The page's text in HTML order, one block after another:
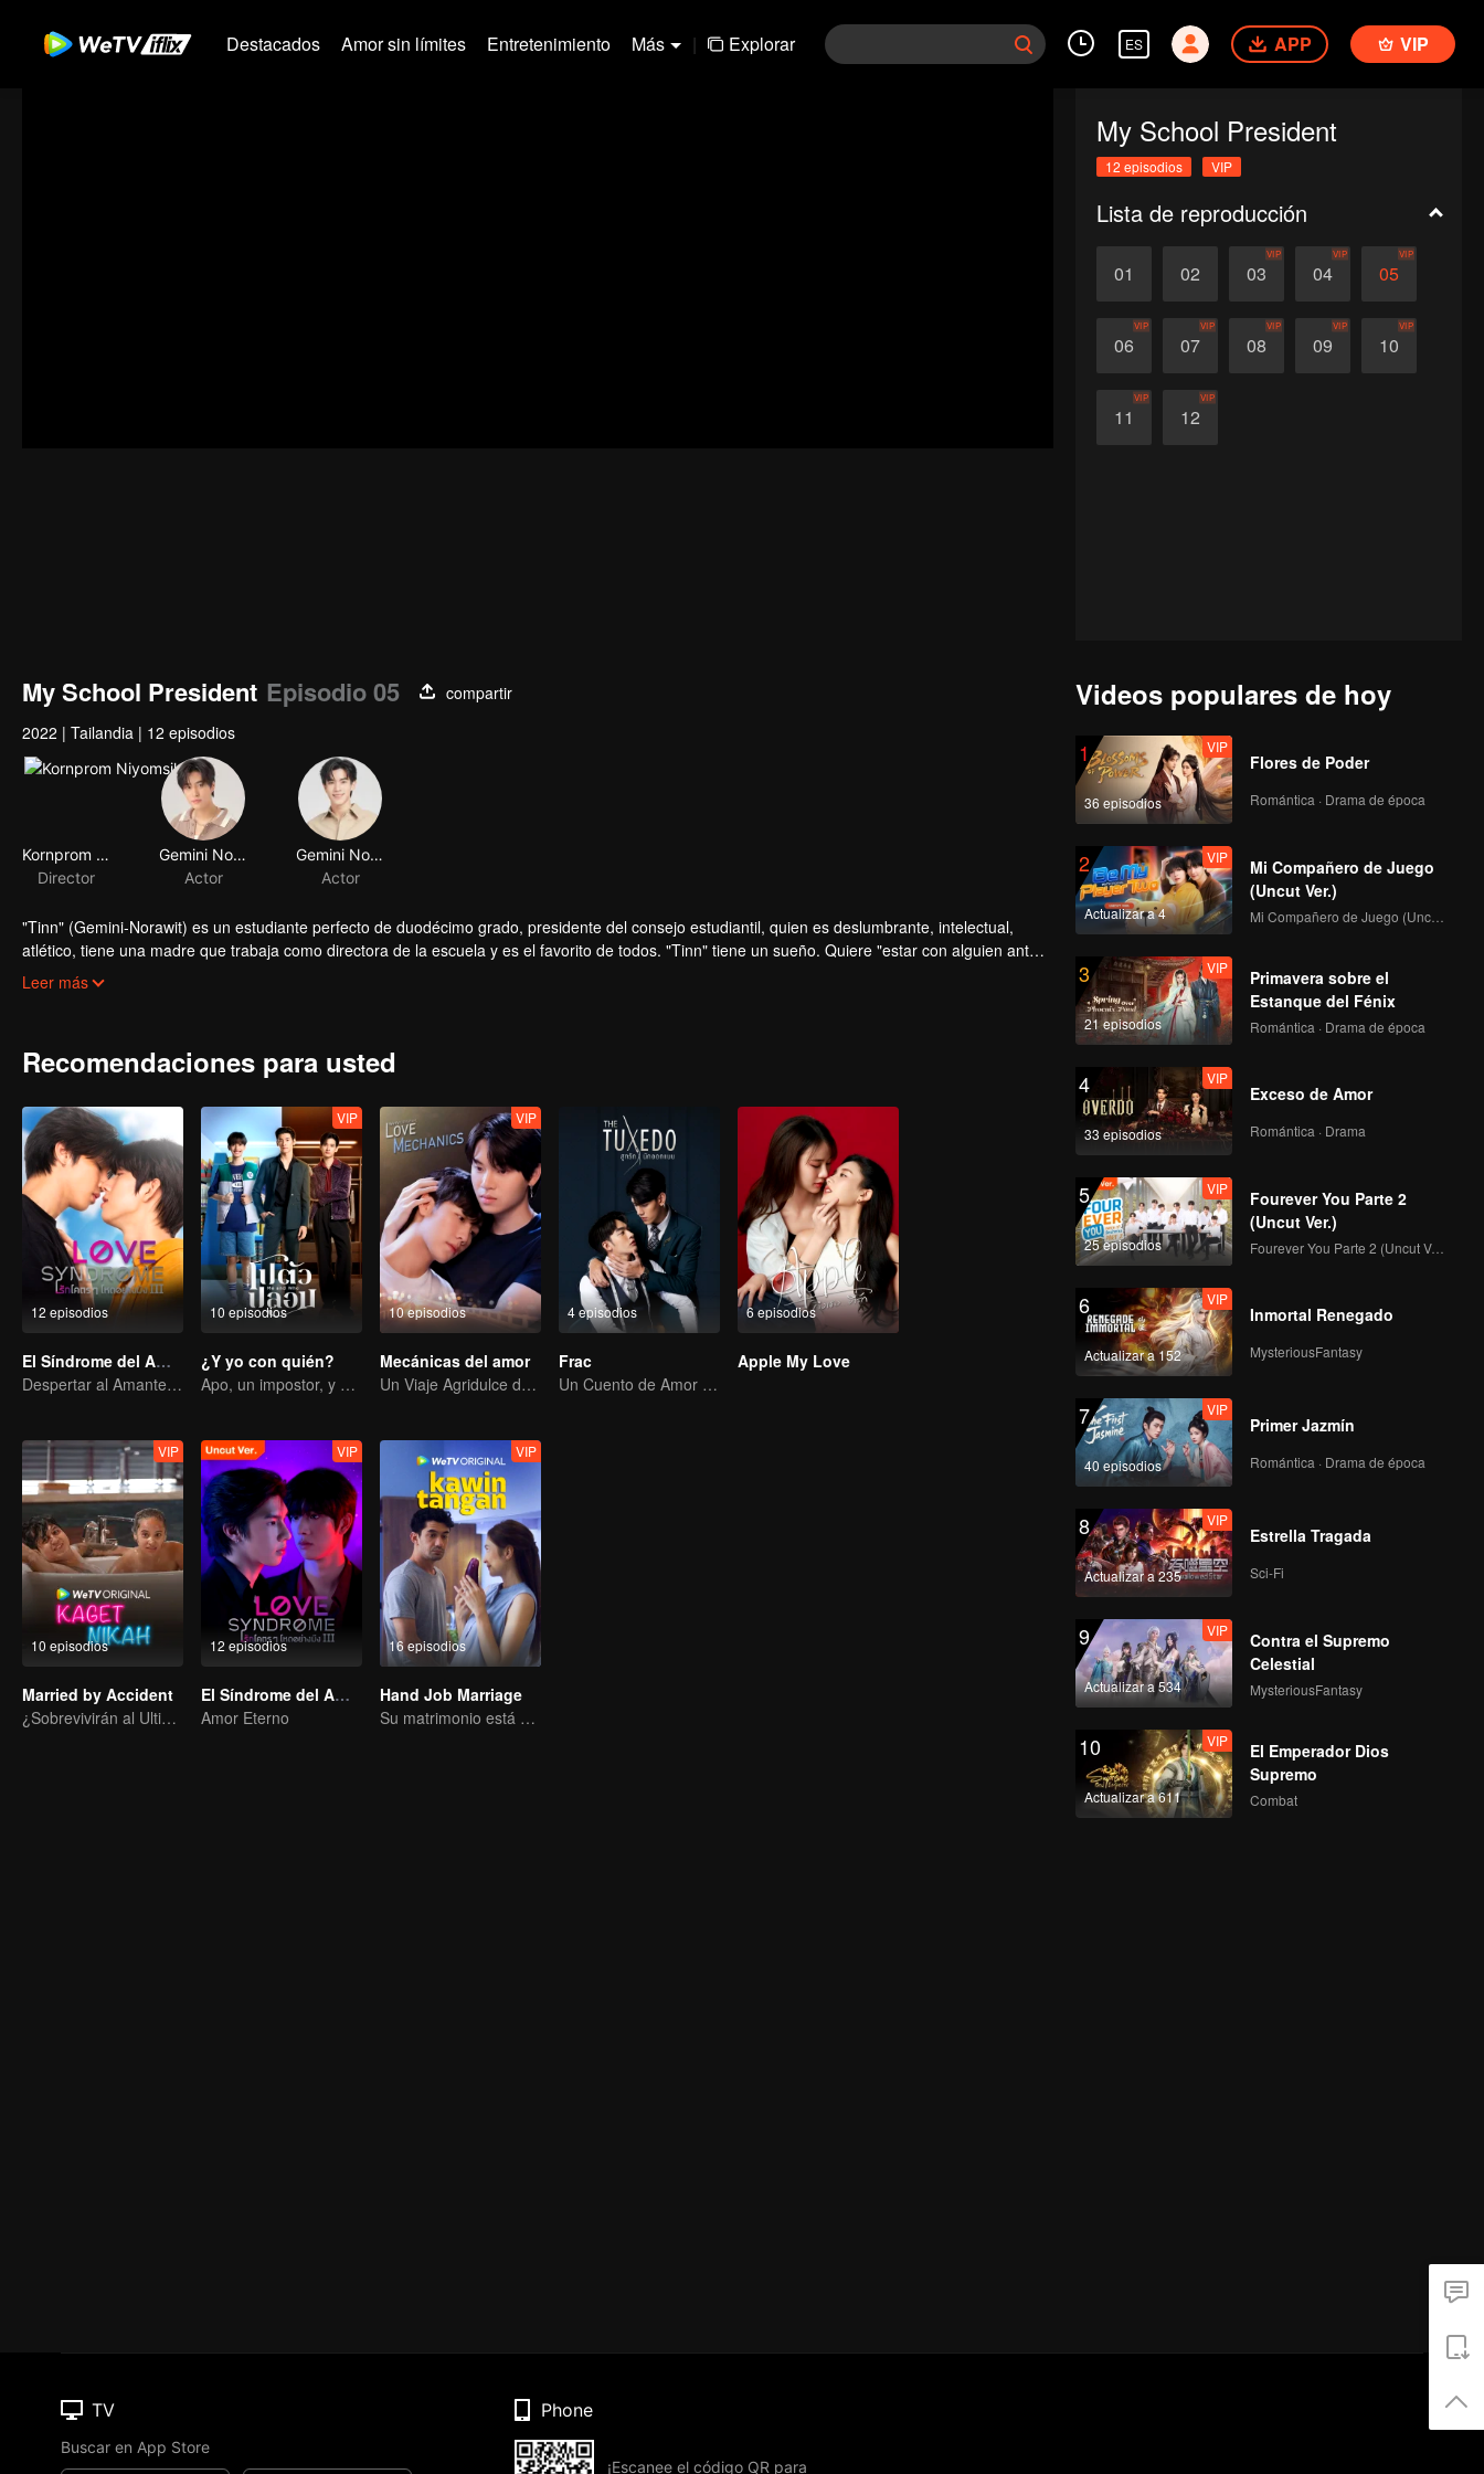
Destacados Amor sin límites Entretenimiento Más | Explorar ES APP VIP
My School President
12 episodios VIP
Lista de reproducción
01 02 03
VIP
04
VIP
05
VIP
06
VIP
07
VIP
08
VIP
09
VIP
10
VIP
11
VIP
12
VIP
My School President Episodio 05
compartir
2022 | Tailandia | 12 episodios
Kornprom Niyomsil
Director
Gemini Norawit Titicharoenrak
Actor
Gemini Norawit Titicharoenrak
Actor
"Tinn" (Gemini-Norawit) es un estudiante perfecto de duodécimo grado, presidente del consejo estudiantil, quien es deslumbrante, intelectual,
atlético, tiene una madre que trabaja como directora de la escuela y es el favorito de todos. "Tinn" tiene un sueño. Quiere "estar con alguien antes
de terminar la secundaria". Puede sonar simple para los demás, pero para Tinn, "¡esto es casi una misión imposible!". El primer obstáculo es que
"Gun" a ganar el concurso Hot Wave, con la esperanza de que "Gun" valore su esfuerzo y finalmente declare: "...Mi novio es el presidente de la
Leer más
Recomendaciones para usted
12 episodios
El Síndrome del Amor
Despertar al Amante Amnésico
10 episodios
VIP
¿Y yo con quién?
Apo, un impostor, y su prometida tienen la capacidad de leer la mente.
10 episodios
VIP
Mecánicas del amor
Un Viaje Agridulce de Amor
4 episodios
Frac
Un Cuento de Amor Romántico
6 episodios
Apple My Love
10 episodios
VIP
Married by Accident
¿Sobrevivirán al Ultimátum Matrimonial?
12 episodios
VIP
El Síndrome del Amor (sin editar)
Amor Eterno
16 episodios
VIP
Hand Job Marriage
Su matrimonio está en crisis.
Videos populares de hoy
1
36 episodios
VIP
Flores de Poder
Romántica · Drama de época
2
Actualizar a 4
VIP
Mi Compañero de Juego
(Uncut Ver.)
Mi Compañero de Juego (Uncut Ver.)
3
21 episodios
VIP
Primavera sobre el
Estanque del Fénix
Romántica · Drama de época
4
33 episodios
VIP
Exceso de Amor
Romántica · Drama
5
25 episodios
VIP
Fourever You Parte 2
(Uncut Ver.)
Fourever You Parte 2 (Uncut Ver.)
6
Actualizar a 152
VIP
Inmortal Renegado
MysteriousFantasy
7
40 episodios
VIP
Primer Jazmín
Romántica · Drama de época
8
Actualizar a 235
VIP
Estrella Tragada
Sci-Fi
9
Actualizar a 534
VIP
Contra el Supremo
Celestial
MysteriousFantasy
10
Actualizar a 611
VIP
El Emperador Dios
Supremo
Combat
TV
Buscar en App Store
Phone
¡Escanee el código QR para